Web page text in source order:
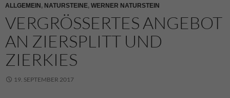
ALLGEMEIN , NATURSTEINE, WERNER NATURSTEIN
VERGRÖSSERTES ANGEBOT A
N ZIERSPLITT UND Z
IERKIES
19. SEPTEMBER 2017